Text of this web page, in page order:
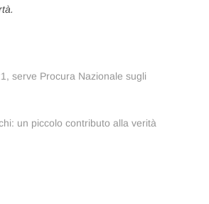
serve Procura Nazionale sugli
un piccolo contributo alla verità